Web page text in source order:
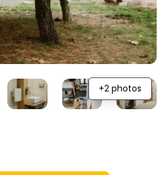
+2 photos